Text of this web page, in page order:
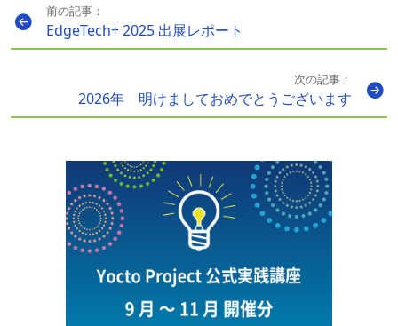
前の記事：
EdgeTech+ 2025 出展レポート
次の記事：
2026年 明けましておめでとうございます